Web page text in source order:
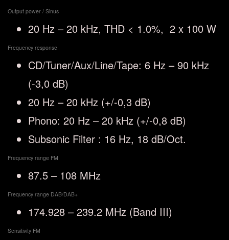
Output power / Sinus
20 Hz – 20 kHz, THD < 1.0%, 2 x 100 W
Frequency response
CD/Tuner/Aux/Line/Tape: 6 Hz – 90 kHz
(-3,0 dB)
20 Hz – 20 kHz (+/-0,3 dB)
Phono: 20 Hz – 20 kHz (+/-0,8 dB)
Subsonic Filter : 16 Hz, 18 dB/Oct.
Frequency range FM
87.5 – 108 MHz
Frequency range DAB/DAB+
174.928 – 239.2 MHz (Band III)
Sensitivity FM